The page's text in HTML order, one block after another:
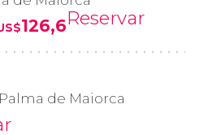
126,6Reservar
de Maiorca